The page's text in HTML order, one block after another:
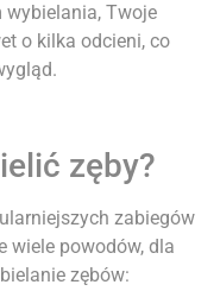
Twoje
o kilka odcieni, co
zęby?
zabiegów
wiele powodów, dla
zębów: